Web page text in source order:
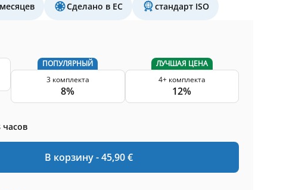
Сделано в ЕС стандарт ISO
ПОПУЛЯРНЫЙ
3 комплекта
8%
ЛУЧШАЯ ЦЕНА
4+ комплекта
12%
часов
В корзину -45,90 €